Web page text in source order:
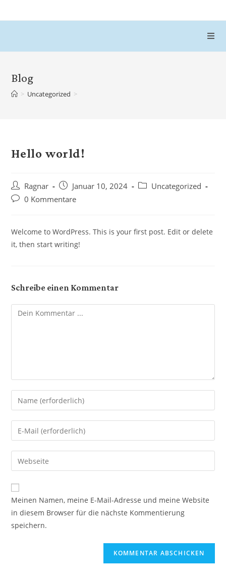
Blog
> Uncategorized >
Hello world!
Ragnar Januar 10, 2024
Uncategorized
0 Kommentare
Welcome to WordPress. This is your first post. Edit or delete
it, then start writing!
Schreibe einen Kommentar
Meinen Namen, meine E-Mail-Adresse und meine Website
in diesem Browser für die nächste Kommentierung
speichern.